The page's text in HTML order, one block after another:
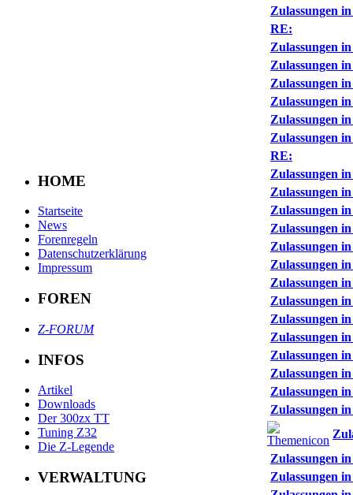
HOME
Startseite
News
Forenregeln
Datenschutzerklärung
Impressum
FOREN
Z-FORUM
INFOS
Artikel
Downloads
Der 300zx TT
Tuning Z32
Die Z-Legende
VERWALTUNG
Zulassungen
RE:
Zulassungen
Zulassungen
Zulassungen
Zulassungen
Zulassungen
Zulassungen
RE:
Zulassungen
Zulassungen
Zulassungen
Zulassungen
Zulassungen
Zulassungen
Zulassungen
Zulassungen
Zulassungen
Zulassungen
Zulassungen
Zulassungen
Zulassungen
Zulassungen
Zulassungen
Zulassungen